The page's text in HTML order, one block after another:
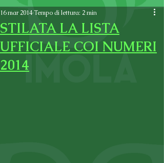
STILATA LA LISTA
UFFICIALE COI NUMERI
2014
16 mar 2014 Tempo di lettura: 2 min